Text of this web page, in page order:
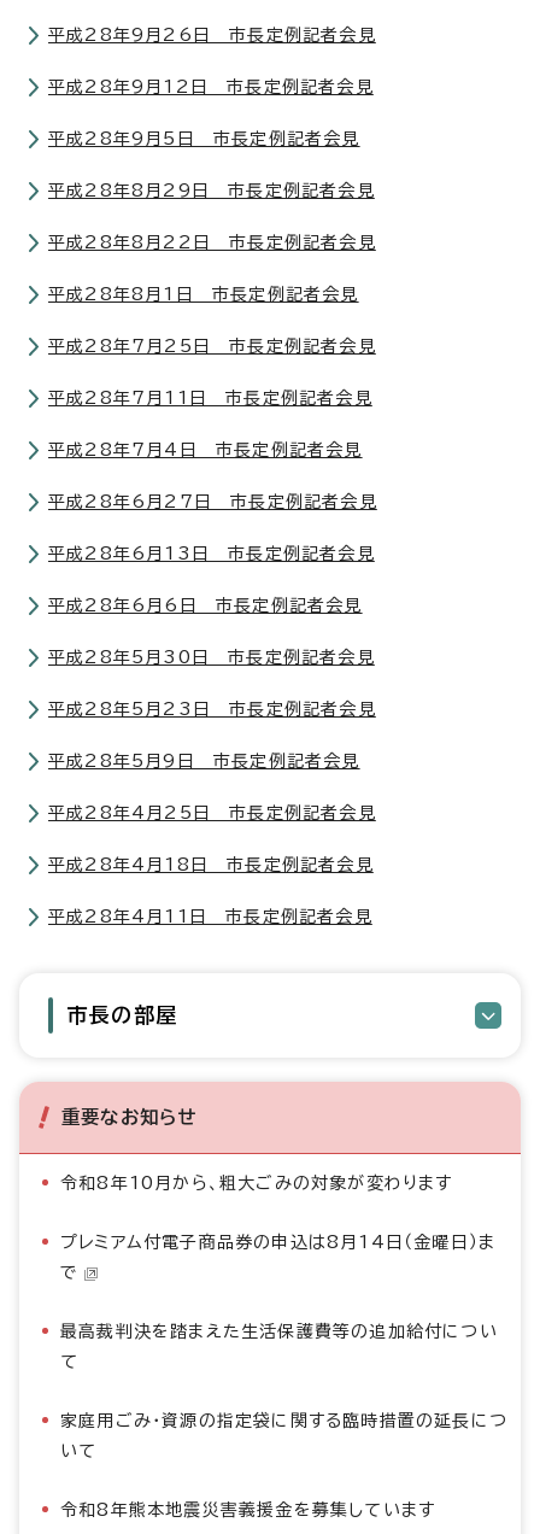
平成28年9月26日 市長定例記者会見
平成28年9月12日 市長定例記者会見
平成28年9月5日 市長定例記者会見
平成28年8月29日 市長定例記者会見
平成28年8月22日 市長定例記者会見
平成28年8月1日 市長定例記者会見
平成28年7月25日 市長定例記者会見
平成28年7月11日 市長定例記者会見
平成28年7月4日 市長定例記者会見
平成28年6月27日 市長定例記者会見
平成28年6月13日 市長定例記者会見
平成28年6月6日 市長定例記者会見
平成28年5月30日 市長定例記者会見
平成28年5月23日 市長定例記者会見
平成28年5月9日 市長定例記者会見
平成28年4月25日 市長定例記者会見
平成28年4月18日 市長定例記者会見
平成28年4月11日 市長定例記者会見
市長の部屋
重要なお知らせ
令和8年10月から、粗大ごみの対象が変わります
プレミアム付電子商品券の申込は8月14日（金曜日）ま
で
最高裁判決を踏まえた生活保護費等の追加給付につい
て
家庭用ごみ・資源の指定袋に関する臨時措置の延長につ
いて
令和8年熊本地震災害義援金を募集しています